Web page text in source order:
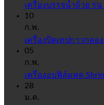
เครื่องบรรจุน้ำถ้วย รุ่น
10
ก.พ.
เครื่องปิดเทปกาวกล่อ
05
ก.พ.
เครื่องอบฟิล์มหด
28
ม.ค.